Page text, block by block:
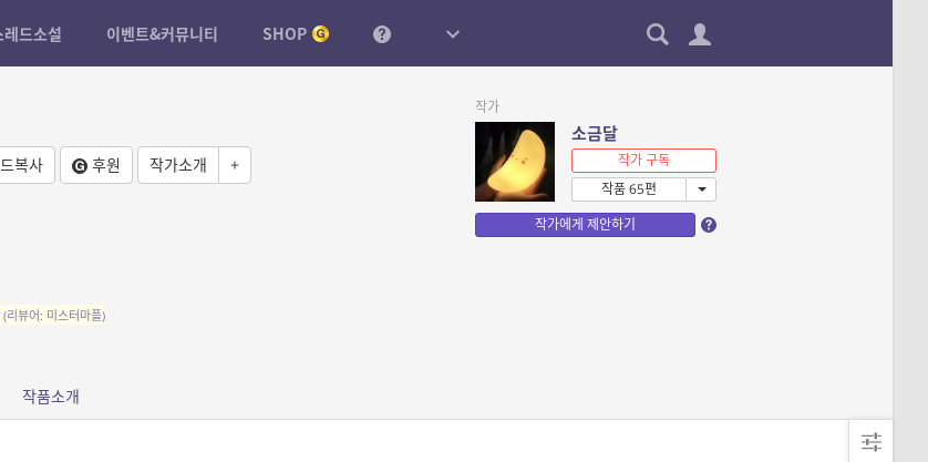
레드소설 이벤트&커뮤니티 SHOP
복사 후원 작가소개 +
(리뷰어: 미스터마플)
작가
소금달
작가 구독
작품 65편
작가에게 제안하기
작품소개